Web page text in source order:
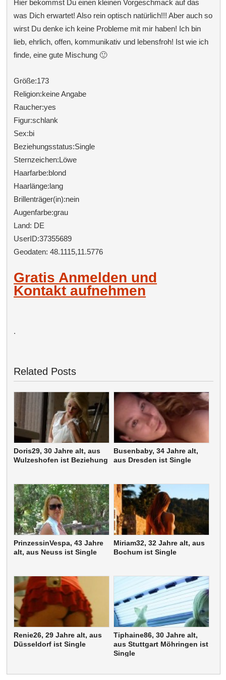
Hier bekommst Du einen kleinen Vorgeschmack auf das
was Dich erwartet! Also rein optisch natürlich!!! Aber auch so
wirst Du denke ich keine Probleme mit mir haben! Ich bin
lieb, ehrlich, offen, kommunikativ und lebensfroh! Ist wie ich
finde, eine gute Mischung 🙂
Größe:173
Religion:keine Angabe
Raucher:yes
Figur:schlank
Sex:bi
Beziehungsstatus:Single
Sternzeichen:Löwe
Haarfarbe:blond
Haarlänge:lang
Brillenträger(in):nein
Augenfarbe:grau
Land: DE
UserID:37355689
Geodaten: 48.1115,11.5776
Gratis Anmelden und
Kontakt aufnehmen
.
Related Posts
Doris29, 30 Jahre alt, aus
Wulzeshofen ist Beziehung
Busenbaby, 34 Jahre alt,
aus Dresden ist Single
PrinzessinVespa, 43 Jahre
alt, aus Neuss ist Single
Miriam32, 32 Jahre alt, aus
Bochum ist Single
Renie26, 29 Jahre alt, aus
Düsseldorf ist Single
Tiphaine86, 30 Jahre alt,
aus Stuttgart Möhringen ist
Single